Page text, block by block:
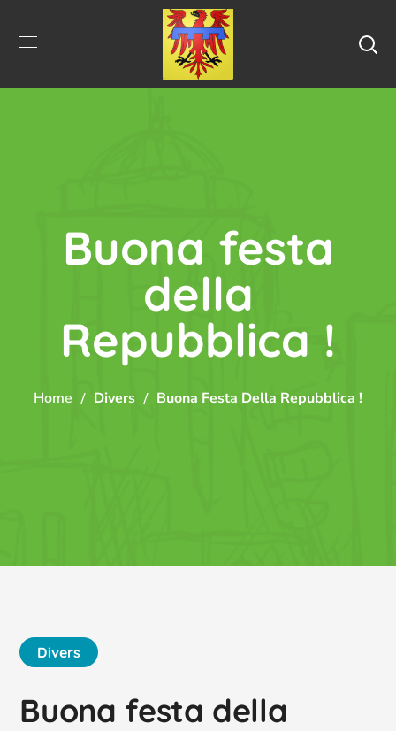
Buona festa
della
Repubblica !
Home Divers Buona Festa Della Repubblica !
Divers
Buona festa della